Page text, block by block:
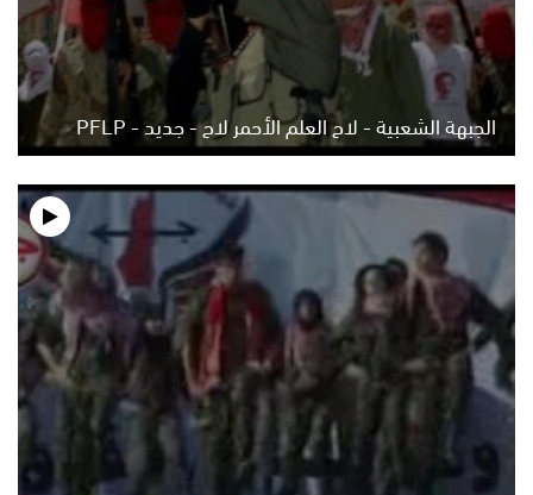
الجبهة الشعبية - لاح العلم الأحمر لاح - جديد - PFLP